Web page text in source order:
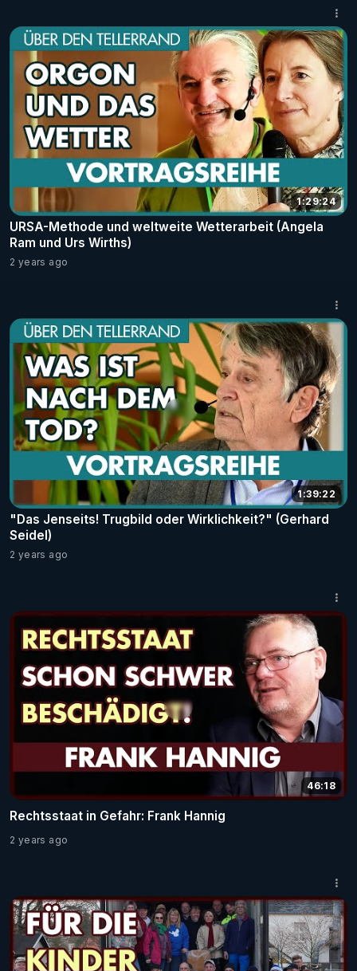
1:29:24
URSA-Methode und weltweite Wetterarbeit (Angela
Ram und Urs Wirths)
2 years ago
1:39:22
"Das Jenseits! Trugbild oder Wirklichkeit?" (Gerhard
Seidel)
2 years ago
46:18
Rechtsstaat in Gefahr: Frank Hannig
2 years ago